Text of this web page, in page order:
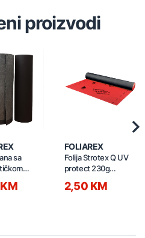
proizvodi
sa
)
FOLIAREX
Folija Strotex Q UV
protect 230g
2,50 KM